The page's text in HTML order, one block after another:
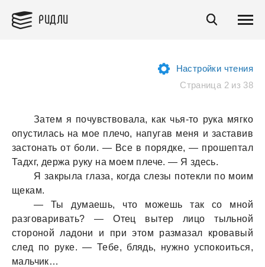
РИДЛИ
Настройки чтения
Страница 2 из 38
Затем я почувствовала, как чья-то рука мягко
опустилась на мое плечо, напугав меня и заставив
застонать от боли. — Все в порядке, — прошептал
Тадхг, держа руку на моем плече. — Я здесь.
Я закрыла глаза, когда слезы потекли по моим
щекам.
— Ты думаешь, что можешь так со мной
разговаривать? — Отец вытер лицо тыльной
стороной ладони и при этом размазал кровавый
след по руке. — Тебе, блядь, нужно успокоиться,
мальчик…